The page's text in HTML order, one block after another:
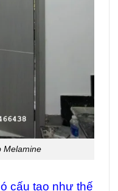
Melamine
cấu tạo như thế